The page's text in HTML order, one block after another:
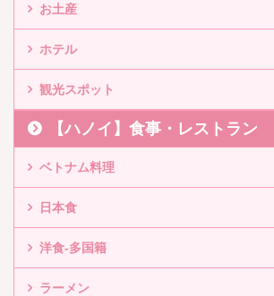
お土産
ホテル
観光スポット
【ハノイ】食事・レストラン
ベトナム料理
日本食
洋食-多国籍
ラーメン